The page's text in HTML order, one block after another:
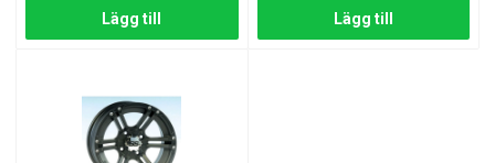
Lägg till
Lägg till